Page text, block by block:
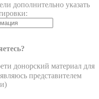
дополнительно указать
донорский материал для
представителем